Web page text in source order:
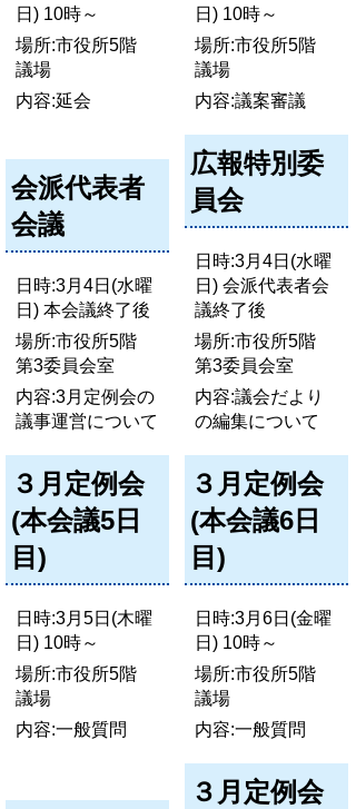
日) 10時～
場所:市役所5階
議場
内容:延会
日) 10時～
場所:市役所5階
議場
内容:議案審議
会派代表者
会議
日時:3月4日(水曜
日) 本会議終了後
場所:市役所5階
第3委員会室
内容:3月定例会の
議事運営について
広報特別委
員会
日時:3月4日(水曜
日) 会派代表者会
議終了後
場所:市役所5階
第3委員会室
内容:議会だより
の編集について
３月定例会
(本会議5日
目)
日時:3月5日(木曜
日) 10時～
場所:市役所5階
議場
内容:一般質問
３月定例会
(本会議6日
目)
日時:3月6日(金曜
日) 10時～
場所:市役所5階
議場
内容:一般質問
３月定例会